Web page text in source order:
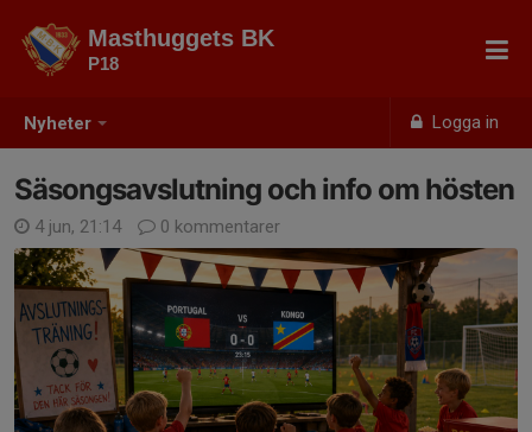
Nyheter Logga in
Masthuggets BK
P18
Säsongsavslutning och info om hösten
4 jun, 21:14 0 kommentarer